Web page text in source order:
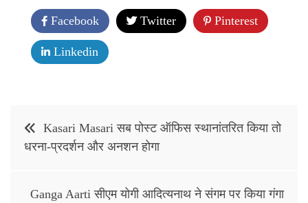
Facebook Twitter Pinterest
Linkedin
Post
navigation
Kasari Masari सब पोस्ट ऑफिस स्थानांतरित किया तो
धरना-प्रदर्शन और अनशन होगा
Ganga Aarti सीएम योगी आदित्यनाथ ने संगम पर किया गंगा